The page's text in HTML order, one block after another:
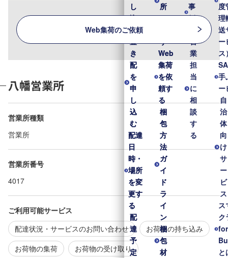
し
込
み
置
き
配
を
申
し
込
む
配達
日
時・
場所
を変
更す
る
配
達
予
定
所
を
す
Web
集荷
を依
頼す
る
梱
包
方
法
ガ
イ
ド
ラ
イ
ン
梱
包
材
し
込
み
置
き
配
を
申
し
込
む
配達
日
時・
場所
を変
更す
る
配
達
予
定
所
を
す
Web
集荷
を依
頼す
る
梱
包
方
法
ガ
イ
ド
ラ
イ
ン
梱
包
材
事
例・
実績
営
業
担
当
に
相
談
す
る
度
理
送
ー
ス
手
ー
自
治
体
向
け
サ
ー
ビ
ス
ス
ク
for
と
Web集荷のご依頼
八幡営業所
営業所種類
営業所
営業所番号
4017
ご利用可能サービス
配達状況・サービスのお問い合わせ
お荷物の持ち込み
お荷物の集荷
お荷物の受け取り